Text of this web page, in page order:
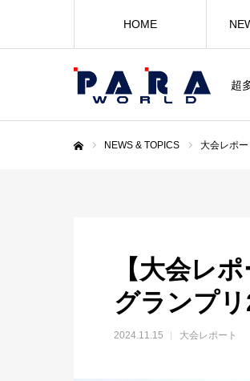
超
HOME
NEWS & TOPICS 大会レポー
【大会レ
グランプ
2024.11.15 大会レポート